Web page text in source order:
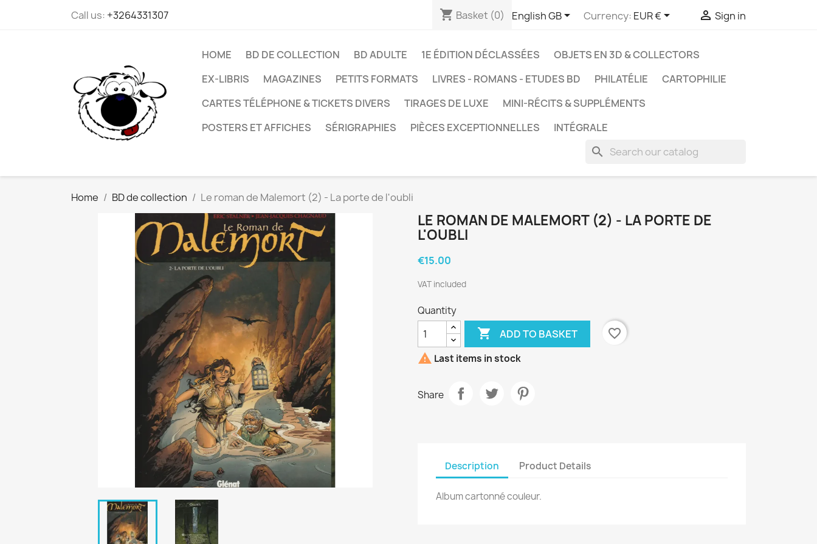
Call us: +3264331307 shopping_cart Basket (0) English GB Currency: EUR €  Sign in
HOME BD DE COLLECTION BD ADULTE 1E ÉDITION DÉCLASSÉES
OBJETS EN 3D & COLLECTORS
EX-LIBRIS
MAGAZINES PETITS FORMATS LIVRES - ROMANS - ETUDES BD PHILATÉLIE
CARTOPHILIE
CARTES TÉLÉPHONE & TICKETS DIVERS
TIRAGES DE LUXE
MINI-RÉCITS & SUPPLÉMENTS
POSTERS ET AFFICHES
SÉRIGRAPHIES PIÈCES EXCEPTIONNELLES INTÉGRALE
search
Home BD de collection Le roman de Malemort (2) - La porte de l'oubli
LE ROMAN DE MALEMORT (2) - LA PORTE DE
L'OUBLI
€15.00
VAT included
Quantity
 ADD TO BASKET
favorite_border
 Last items in stock
Share
Description Product Details
Album cartonné couleur.